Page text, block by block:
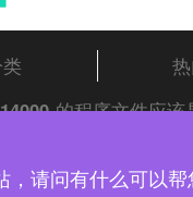
和cma未来就业方向、大
哪些就业方向相关iso体系
可查看下方正文！
14000 的程序文件应该
认证 版权所有
，请问有什么可以帮